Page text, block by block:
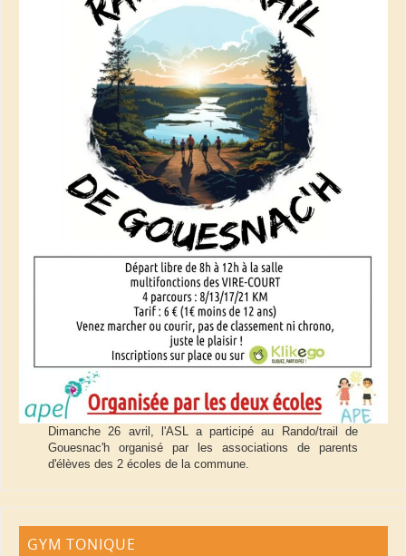
Dimanche 26 avril, l'ASL a participé au Rando/trail de
Gouesnac'h organisé par les associations de parents
d'élèves des 2 écoles de la commune.
GYM TONIQUE